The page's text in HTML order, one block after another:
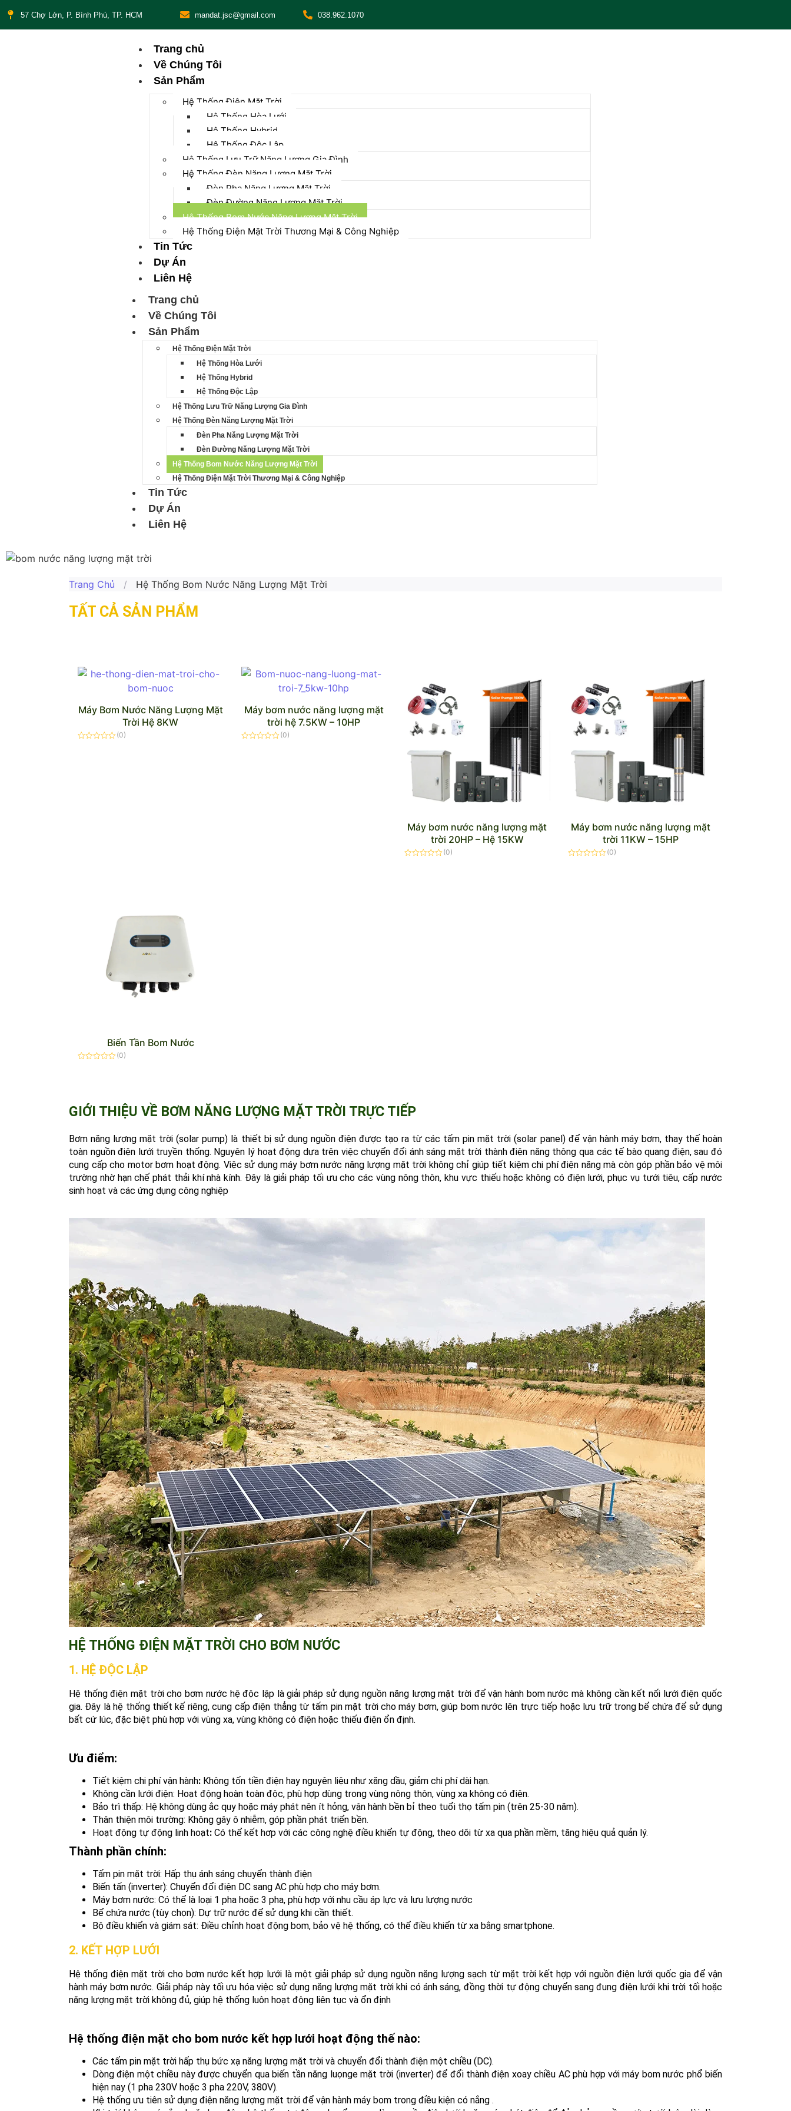
57 Chợ Lớn, P. Bình Phú, TP. HCM mandat.jsc@gmail.com 038.962.1070
Trang chủ
Về Chúng Tôi
Sản Phẩm
Hệ Thống Điện Mặt Trời
Hệ Thống Hòa Lưới
Hệ Thống Hybrid
Hệ Thống Độc Lập
Hệ Thống Lưu Trữ Năng Lượng Gia Đình
Hệ Thống Đèn Năng Lượng Mặt Trời
Đèn Pha Năng Lượng Mặt Trời
Đèn Đường Năng Lượng Mặt Trời
Hệ Thống Bom Nước Năng Lượng Mặt Trời
Hệ Thống Điện Mặt Trời Thương Mại & Công Nghiệp
Tin Tức
Dự Án
Liên Hệ
Trang chủ
Về Chúng Tôi
Sản Phẩm
Hệ Thống Điện Mặt Trời
Hệ Thống Hòa Lưới
Hệ Thống Hybrid
Hệ Thống Độc Lập
Hệ Thống Lưu Trữ Năng Lượng Gia Đình
Hệ Thống Đèn Năng Lượng Mặt Trời
Đèn Pha Năng Lượng Mặt Trời
Đèn Đường Năng Lượng Mặt Trời
Hệ Thống Bom Nước Năng Lượng Mặt Trời
Hệ Thống Điện Mặt Trời Thương Mại & Công Nghiệp
Tin Tức
Dự Án
Liên Hệ
Trang Chủ / Hệ Thống Bom Nước Năng Lượng Mặt Trời
TẤT CẢ SẢN PHẨM
Máy Bơm Nước Năng Lượng Mặt
Trời Hệ 8KW
(0)
Máy bơm nước năng lượng mặt
trời hệ 7.5KW – 10HP
(0)
Máy bơm nước năng lượng mặt
trời 20HP – Hệ 15KW
(0)
Máy bơm nước năng lượng mặt
trời 11KW – 15HP
(0)
Biến Tần Bom Nước
(0)
GIỚI THIỆU VỀ BƠM NĂNG LƯỢNG MẶT TRỜI TRỰC TIẾP
Bơm năng lượng mặt trời (solar pump) là thiết bị sử dụng nguồn điện được tạo ra từ các tấm pin mặt trời (solar panel) để vận hành máy bơm, thay thế hoàn
toàn nguồn điện lưới truyền thống. Nguyên lý hoạt động dựa trên việc chuyển đổi ánh sáng mặt trời thành điện năng thông qua các tế bào quang điện, sau đó
cung cấp cho motor bơm hoạt động. Việc sử dụng máy bơm nước năng lượng mặt trời không chỉ giúp tiết kiệm chi phí điện năng mà còn góp phần bảo vệ môi
trường nhờ hạn chế phát thải khí nhà kính. Đây là giải pháp tối ưu cho các vùng nông thôn, khu vực thiếu hoặc không có điện lưới, phục vụ tưới tiêu, cấp nước
sinh hoạt và các ứng dụng công nghiệp
HỆ THỐNG ĐIỆN MẶT TRỜI CHO BƠM NƯỚC
1. HỆ ĐỘC LẬP
Hệ thống điện mặt trời cho bơm nước hệ độc lập là giải pháp sử dụng nguồn năng lượng mặt trời để vận hành bom nước mà không cần kết nối lưới điện quốc
gia. Đây là hệ thống thiết kế riêng, cung cấp điện thẳng từ tấm pin mặt trời cho máy bơm, giúp bom nước lên trực tiếp hoặc lưu trữ trong bể chứa để sử dụng
bất cứ lúc, đặc biệt phù hợp với vùng xa, vùng không có điện hoặc thiếu điện ổn định.
Ưu điểm:
Tiết kiệm chi phí vận hành: Không tốn tiền điện hay nguyên liệu như xăng dầu, giảm chi phí dài hạn.
Không cần lưới điện: Hoạt động hoàn toàn độc, phù hợp dùng trong vùng nông thôn, vùng xa không có điện.
Bảo trì thấp: Hệ không dùng ắc quy hoặc máy phát nên ít hỏng, vận hành bền bỉ theo tuổi thọ tấm pin (trên 25-30 năm).
Thân thiện môi trường: Không gây ô nhiễm, góp phần phát triển bền.
Hoạt động tự động linh hoạt: Có thể kết hơp với các công nghệ điều khiển tự động, theo dõi từ xa qua phần mềm, tăng hiệu quả quản lý.
Thành phần chính:
Tấm pin mặt trời: Hấp thụ ánh sáng chuyển thành điện
Biến tấn (inverter): Chuyển đổi điện DC sang AC phù hợp cho máy bơm.
Máy bơm nước: Có thể là loại 1 pha hoặc 3 pha, phù hợp với nhu cầu áp lực và lưu lượng nước
Bể chứa nước (tùy chọn): Dự trữ nước để sử dụng khi cần thiết.
Bộ điều khiển và giám sát: Điều chỉnh hoạt động bom, bảo vệ hệ thống, có thể điều khiển từ xa bằng smartphone.
2. KẾT HỢP LƯỚI
Hệ thống điện mặt trời cho bơm nước kết hợp lưới là một giải pháp sử dụng nguồn năng lượng sạch từ mặt trời kết hợp với nguồn điện lưới quốc gia để vận
hành máy bơm nước. Giải pháp này tối ưu hóa việc sử dụng năng lượng mặt trời khi có ánh sáng, đồng thời tự động chuyển sang đung điện lưới khi trời tối hoặc
năng lượng mặt trời không đủ, giúp hệ thống luôn hoạt động liên tục và ổn định
Hệ thống điện mặt cho bom nước kết hợp lưới hoạt động thế nào:
Các tấm pin mặt trời hấp thụ bức xạ năng lượng mặt trời và chuyển đổi thành điện một chiều (DC).
Dòng điện một chiều này được chuyển qua biến tần năng luọnge mặt trời (inverter) để đổi thành điện xoay chiều AC phù hợp với máy bom nước phổ biến
hiện nay (1 pha 230V hoặc 3 pha 220V, 380V).
Hệ thống ưu tiên sử dụng điện năng lượng mặt trời để vận hành máy bom trong điều kiện có nắng .